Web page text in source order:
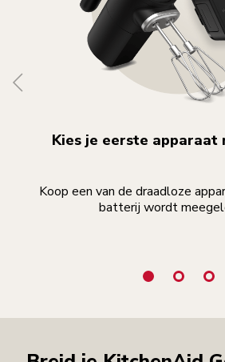
Kies je eerste
Koop een van de draadloze
batterij wordt